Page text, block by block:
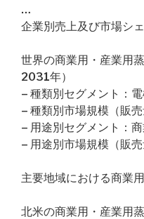
…
企業別売上及び市場シ
世界の商業用・産業用
2031年）
– 種類別セグメント：
– 種類別市場規模（販売
– 用途別セグメント：
– 用途別市場規模（販売
主要地域における商業
北米の商業用・産業用